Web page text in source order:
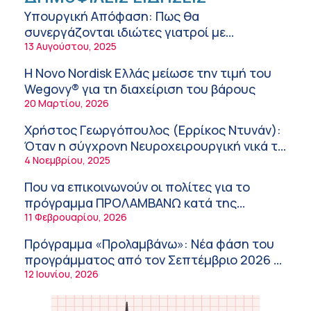
καταπόνηση στους ηλικιωμένους
εργαζόμενους
6:11 πμ
Σύσκεψη στον ΕΟΦ για την ομαλή
λειτουργία της εφοδιαστικής αλυσίδας των
φαρμάκων στη διάρκεια του καλοκαιριού
12:08 μμ
Μιχάλης Τάτσης, Insurance & Healthcare
Analyst, διευθυντής Επιχειρηματικής
Ανάπτυξης Ομίλου HHG
11:54 πμ
Kavita Patel: Ένα στα πέντε καινοτόμα
φάρμακα φτάνει τελικά στην Ελλάδα
9:21 πμ
Υπάρχει τελικά «δίαιτα θυρεοειδούς»; Τι
λέει η επιστήμη για τη διατροφή και τα
συμπληρώματα
7:38 πμ
Πυρκαγιά στη Δυτική Αττική: Οι κίνδυνοι για
τη δημόσια υγεία
Υπουργική Απόφαση: Πως θα
συνεργάζονται ιδιώτες γιατροί με
νοσοκομεία του δημοσίου συστήματος
13 Αυγούστου, 2025
Η Novo Nordisk Ελλάς μείωσε την τιμή του
Wegovy® για τη διαχείριση του βάρους
20 Μαρτίου, 2026
Χρήστος Γεωργόπουλος (Ερρίκος Ντυνάν):
Όταν η σύγχρονη Νευροχειρουργική νικά το
φόβο!
4 Νοεμβρίου, 2025
Που να επικοινωνούν οι πολίτες για το
πρόγραμμα ΠΡΟΛΑΜΒΑΝΩ κατά της
παχυσαρκίας
11 Φεβρουαρίου, 2026
Πρόγραμμα «Προλαμβάνω»: Νέα φάση του
προγράμματος από τον Σεπτέμβριο 2026 –
Δωρεάν προληπτικές εξετάσεις έως το
12 Ιουνίου, 2026